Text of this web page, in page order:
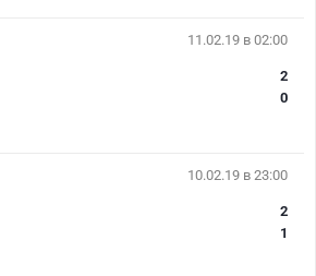
11.02.19 в 02:00
2
0
10.02.19 в 23:00
2
1